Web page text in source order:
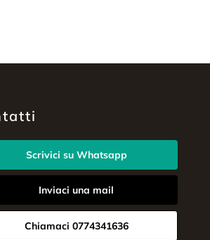
Scrivici su Whatsapp
Inviaci una mail
Chiamaci 0774341636